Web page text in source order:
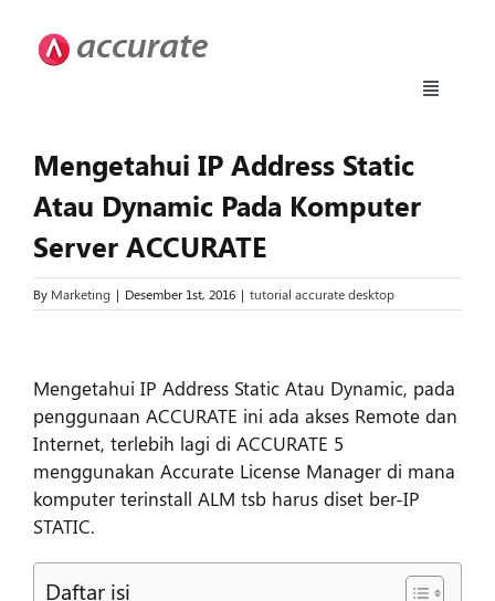
content
Toggle
Fitur
Download
Upgrade
Mengetahui IP Address Static
Atau Dynamic Pada Komputer
Server ACCURATE
By Marketing | Desember 1st, 2016 | tutorial accurate desktop
Larger
Image
Mengetahui IP Address Static Atau Dynamic, pada
penggunaan ACCURATE ini ada akses Remote dan
Internet, terlebih lagi di ACCURATE 5
menggunakan Accurate License Manager di mana
komputer terinstall ALM tsb harus diset ber-IP
STATIC.
Daftar isi